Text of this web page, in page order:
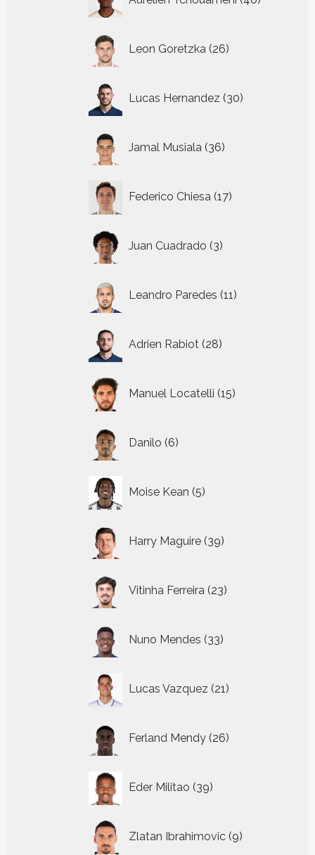
producten
Leon Goretzka 26
producten
Lucas Hernandez 30
producten
Jamal Musiala 36
producten
Federico Chiesa 17
producten
Juan Cuadrado 3
producten
Leandro Paredes 11
producten
Adrien Rabiot 28
producten
Manuel Locatelli 15
producten
Danilo 6
producten
Moise Kean 5
producten
Harry Maguire 39
producten
Vitinha Ferreira 23
producten
Nuno Mendes 33
producten
Lucas Vazquez 21
producten
Ferland Mendy 26
producten
Eder Militao 39
producten
Zlatan Ibrahimovic 9
producten